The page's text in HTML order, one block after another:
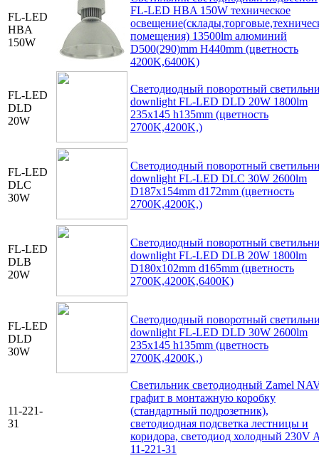
FL-LED
HBA
150W
FL-LED HBA 150W техническое
помещения) 13500lm алюминий
D500(290)mm H440mm (цветность
4200K,6400K)
FL-LED
DLD
20W
Светодиодный поворотный
downlight FL-LED DLD 20W 1800lm
235x145 h135mm (цветность
2700K,4200K,)
FL-LED
DLC
30W
Светодиодный поворотный
downlight FL-LED DLC 30W 2600lm
D187x154mm d172mm (цветность
2700K,4200K,)
FL-LED
DLB
20W
Светодиодный поворотный
downlight FL-LED DLB 20W 1800lm
D180x102mm d165mm (цветность
2700K,4200K,6400K)
FL-LED
DLD
30W
Светодиодный поворотный
downlight FL-LED DLD 30W 2600lm
235x145 h135mm (цветность
2700K,4200K,)
11-221-
31
Светильник светодиодный Zamel
графит в монтажную коробку
(стандартный подрозетник),
светодиодная подсветка лестницы и
коридора, светодиод холодный 230V
11-221-31